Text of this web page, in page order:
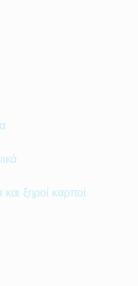
ξηροί καρποί